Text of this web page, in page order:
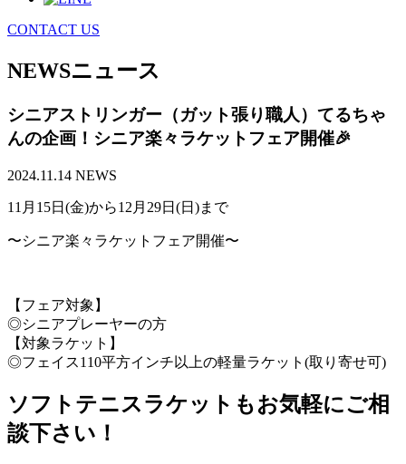
CONTACT US
NEWSニュース
シニアストリンガー（ガット張り職人）てるちゃ
んの企画！シニア楽々ラケットフェア開催🎉
2024.11.14 NEWS
11月15日(金)から12月29日(日)まで
〜シニア楽々ラケットフェア開催〜
【フェア対象】
◎シニアプレーヤーの方
【対象ラケット】
◎フェイス110平方インチ以上の軽量ラケット(取り寄せ可)
ソフトテニスラケットもお気軽にご相
談下さい！